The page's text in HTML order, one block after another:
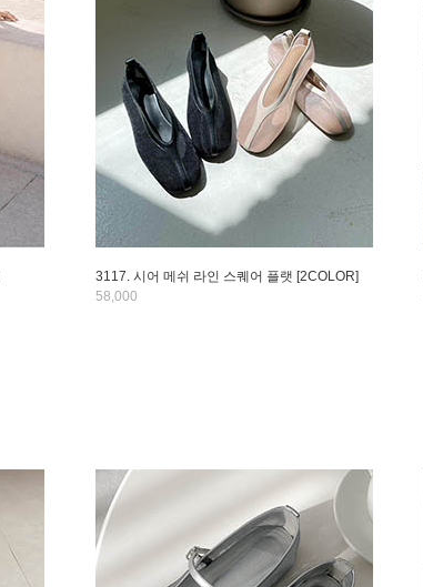
3117. 시어 메쉬 라인 스퀘어 플랫 [2COLOR]
58,000